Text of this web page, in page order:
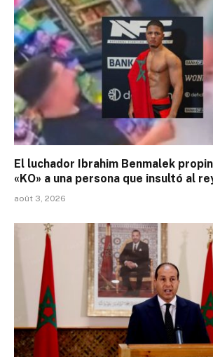
El luchador Ibrahim Benmalek
«KO» a una persona que insultó al
août 3, 2026